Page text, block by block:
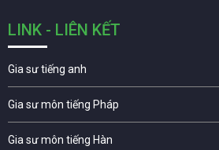
LINK - LIÊN KẾT
Gia sư tiếng anh
Gia sư môn tiếng Pháp
Gia sư môn tiếng Hàn